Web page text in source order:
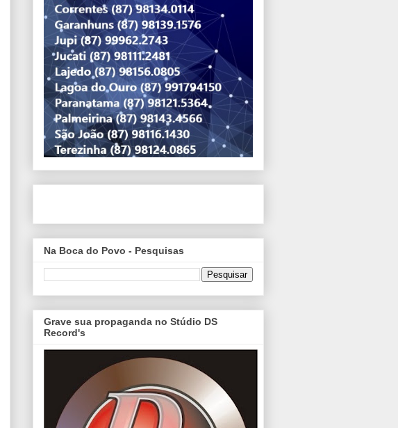
Na Boca do Povo - Pesquisas
Grave sua propaganda no Stúdio DS
Record's